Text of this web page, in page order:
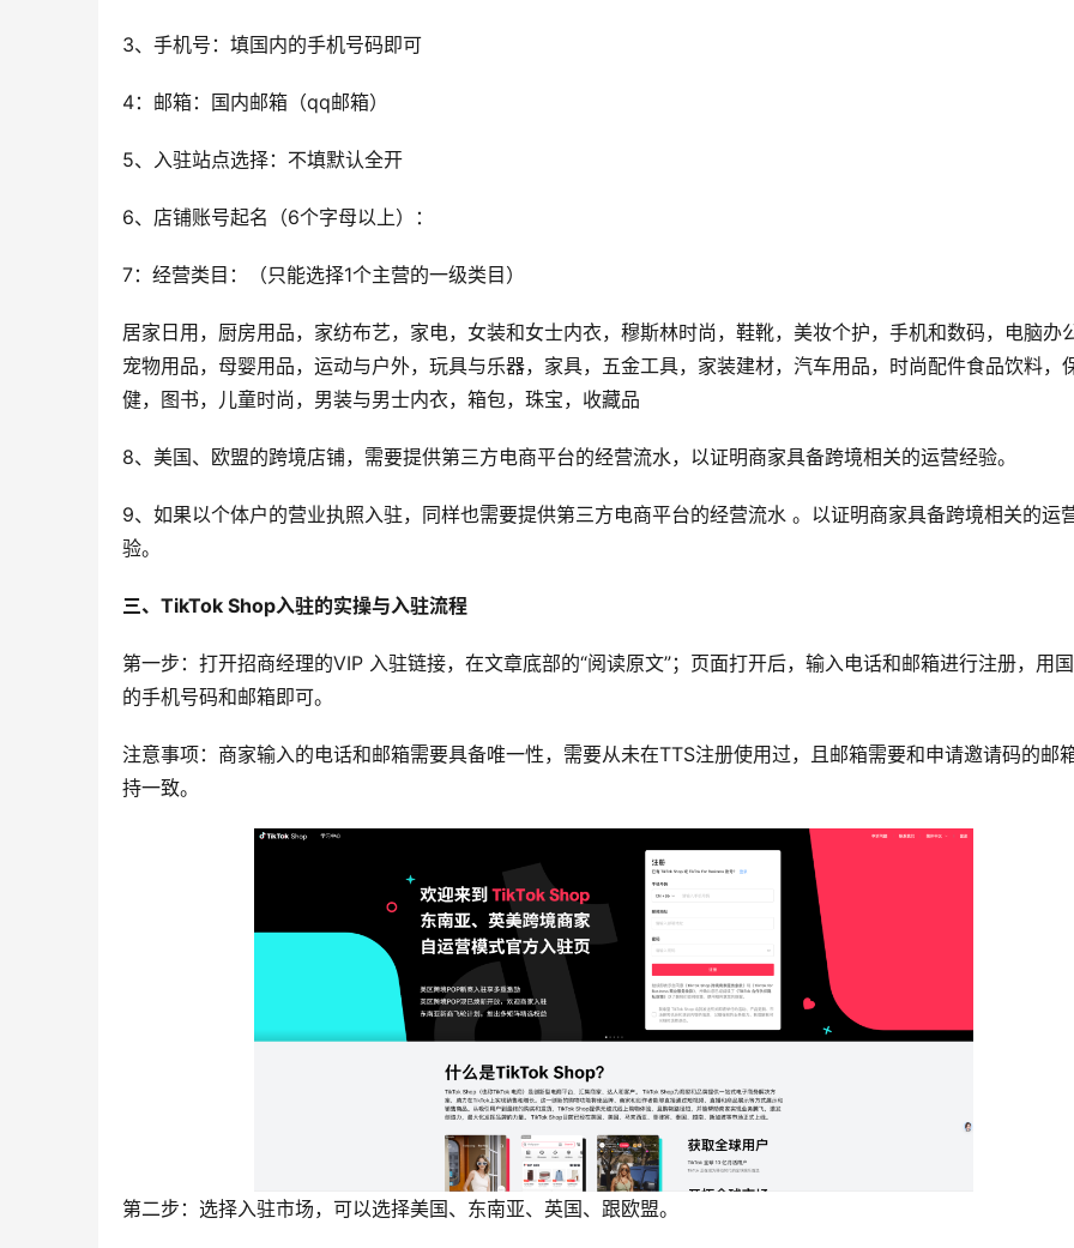
3、手机号：填国内的手机号码即可
4：邮箱：国内邮箱（qq邮箱）
5、入驻站点选择：不填默认全开
6、店铺账号起名（6个字母以上）：
7：经营类目：（只能选择1个主营的一级类目）
居家日用，厨房用品，家纺布艺，家电，女装和女士内衣，穆斯林时尚，鞋靴，美妆个护，手机和数码，电脑办
宠物用品，母婴用品，运动与户外，玩具与乐器，家具，五金工具，家装建材，汽车用品，时尚配件食品饮料，
健，图书，儿童时尚，男装与男士内衣，箱包，珠宝，收藏品
8、美国、欧盟的跨境店铺，需要提供第三方电商平台的经营流水，以证明商家具备跨境相关的运营经验。
9、如果以个体户的营业执照入驻，同样也需要提供第三方电商平台的经营流水 。以证明商家具备跨境相关的运
验。
三、TikTok Shop入驻的实操与入驻流程
第一步：打开招商经理的VIP 入驻链接，在文章底部的“阅读原文”；页面打开后，输入电话和邮箱进行注册，用
的手机号码和邮箱即可。
注意事项：商家输入的电话和邮箱需要具备唯一性，需要从未在TTS注册使用过，且邮箱需要和申请邀请码的邮
持一致。
第二步：选择入驻市场，可以选择美国、东南亚、英国、跟欧盟。